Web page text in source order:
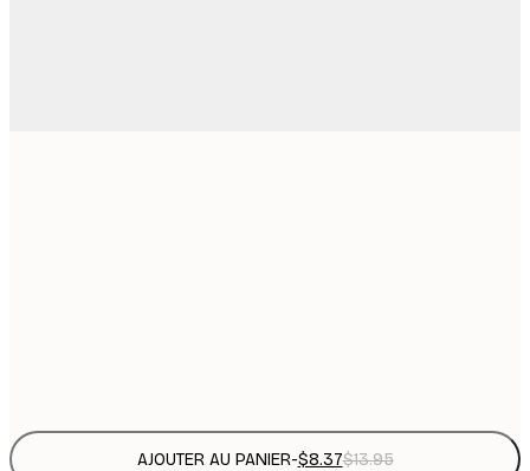
AJOUTER AU PANIER-$8.37$13.95